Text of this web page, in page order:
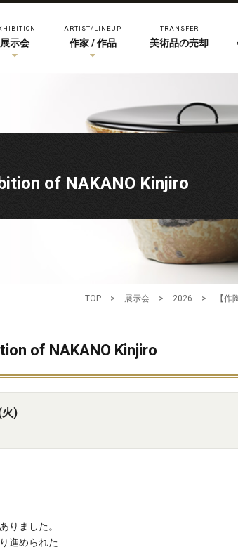
展示会
ARTIST/LINEUP
作家 / 作品
TRANSFER
美術品の売却
of NAKANO Kinjiro
TOP > 展示会 > 2026 > 【
of NAKANO Kinjiro
火)
りました。
進められた